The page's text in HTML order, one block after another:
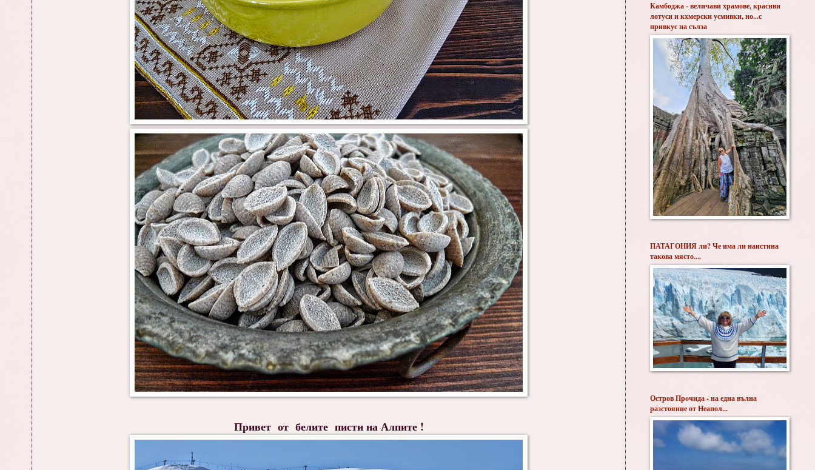
Привет от белите писти на Алпите !
Камбоджа - величави храмове, красиви
лотуси и кхмерски усмивки, но...с
привкус на сълза
ПАТАГОНИЯ ли? Че има ли наистина
такова място....
Остров Прочида - на една вълна
разстояние от Неапол...